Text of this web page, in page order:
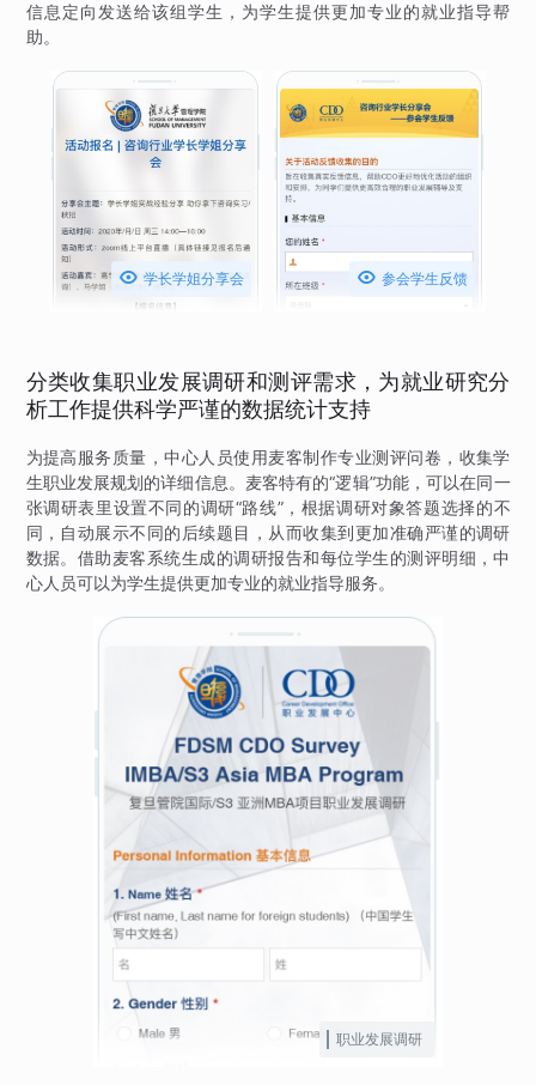
信息定向发送给该组学生，为学生提供更加专业的就业指导帮
助。
 学长学姐分享会  参会学生反馈
分类收集职业发展调研和测评需求，为就业研究分
析工作提供科学严谨的数据统计支持
为提高服务质量，中心人员使用麦客制作专业测评问卷，收集学
生职业发展规划的详细信息。麦客特有的“逻辑”功能，可以在同一
张调研表里设置不同的调研“路线”，根据调研对象答题选择的不
同，自动展示不同的后续题目，从而收集到更加准确严谨的调研
数据。借助麦客系统生成的调研报告和每位学生的测评明细，中
心人员可以为学生提供更加专业的就业指导服务。
职业发展调研